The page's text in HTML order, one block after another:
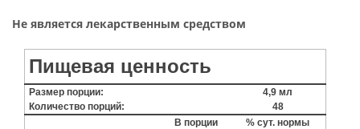
Не является лекарственным средством
Пищевая ценность
Размер порции:
4,9 мл
Количество порций:
48
В порции
% сут. нормы